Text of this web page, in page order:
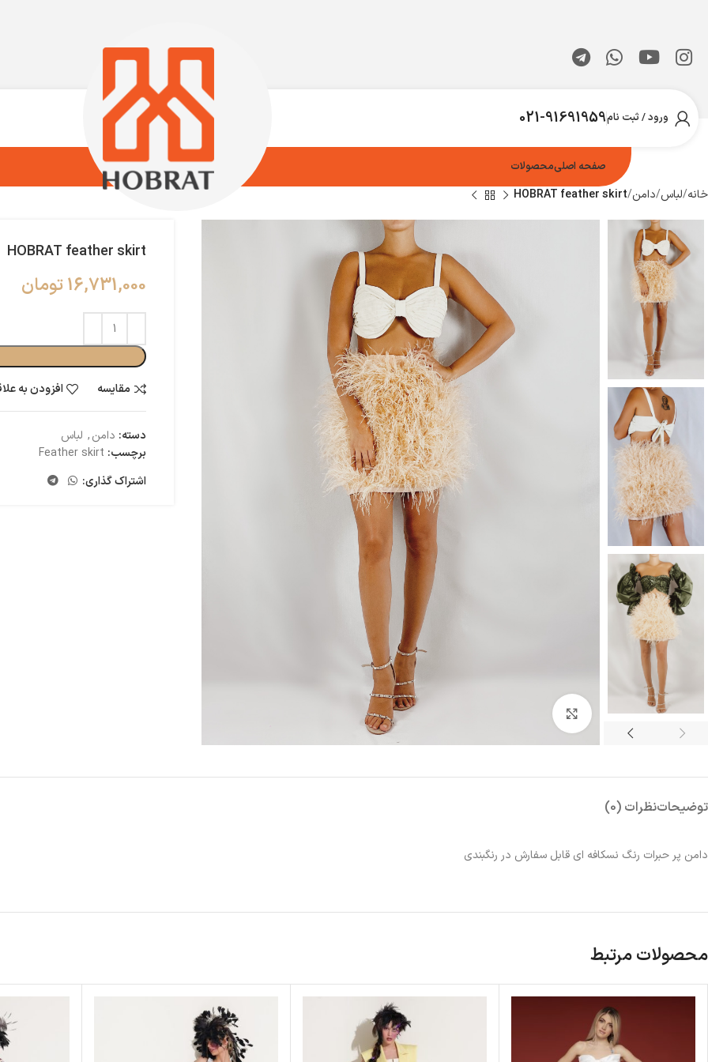
ورود / ثبت نام021-91691959
صفحه اصلیمحصولات
خانه لباس دامن HOBRAT feather skirt
HOBRAT feather skirt
16,731,000تومان
مقایسه
افزودن به
دسته: دامن, لباس
برچسب: Feather skirt
اشتراک گذاری:
توضیحاتنظرات (0)
دامن پر حبرات رنگ نسکافه ای قابل سفارش در رنگبندی
محصولات مرتبط